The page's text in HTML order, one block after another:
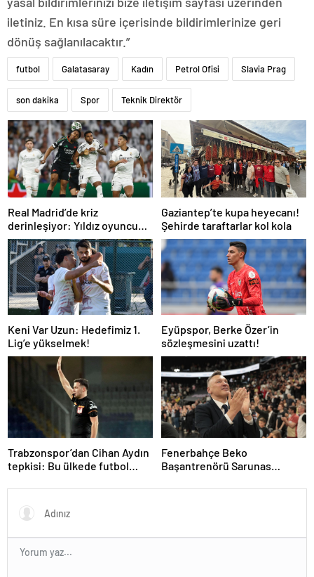
iletiniz. En kısa süre içerisinde bildirimlerinize geri
dönüş sağlanılacaktır.”
futbol Galatasaray Kadın Petrol Ofisi Slavia Prag
son dakika Spor Teknik Direktör
Real Madrid’de kriz
derinleşiyor: Yıldız oyuncu
takıma dönmek istemiyor
Gaziantep’te kupa heyecanı!
Şehirde taraftarlar kol kola
Keni Var Uzun: Hedefimiz 1.
Lig’e yükselmek!
Eyüpspor, Berke Özer’in
sözleşmesini uzattı!
Trabzonspor’dan Cihan Aydın
tepkisi: Bu ülkede futbol
Fenerbahçe Beko
Başantrenörü Sarunas
Nunn açıklaması